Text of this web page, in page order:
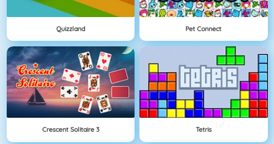
Quizzland Pet Connect
Crescent Solitaire 3 Tetris